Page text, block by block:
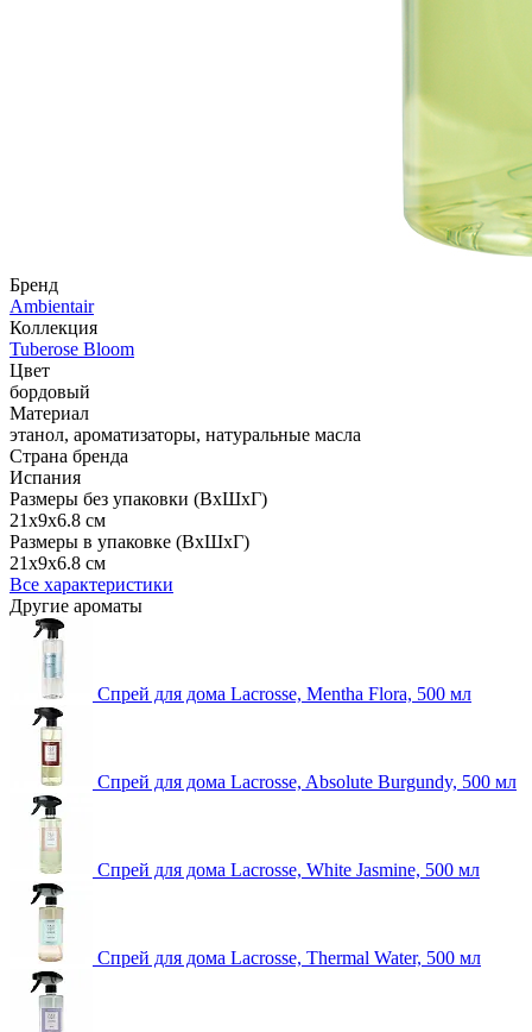
Бренд
Ambientair
Коллекция
Tuberose Bloom
Цвет
бордовый
Материал
этанол, ароматизаторы, натуральные масла
Страна бренда
Испания
Размеры без упаковки (ВхШхГ)
21x9x6.8 см
Размеры в упаковке (ВхШхГ)
21x9x6.8 см
Все характеристики
Другие ароматы
Спрей для дома Lacrosse, Mentha Flora, 500 мл
Спрей для дома Lacrosse, Absolute Burgundy, 500 мл
Спрей для дома Lacrosse, White Jasmine, 500 мл
Спрей для дома Lacrosse, Thermal Water, 500 мл